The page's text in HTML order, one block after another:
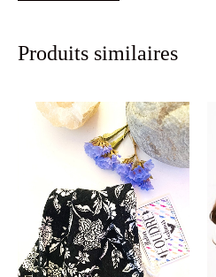
Produits similaires